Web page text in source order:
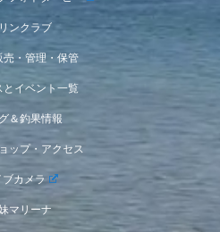
ンクラブ
売・管理・保管
とイベント一覧
＆釣果情報
ップ・アクセス
ブカメラ
マリーナ